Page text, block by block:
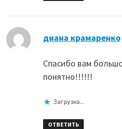
диана крамаренко:
Спасибо вам
понятно!!!!!!
Загрузка...
ОТВЕТИТЬ